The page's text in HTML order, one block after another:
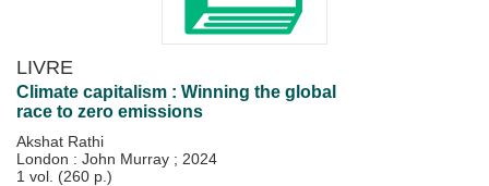
LIVRE
Climate capitalism : Winning the global
race to zero emissions
Akshat Rathi
London : John Murray ; 2024
1 vol. (260 p.)